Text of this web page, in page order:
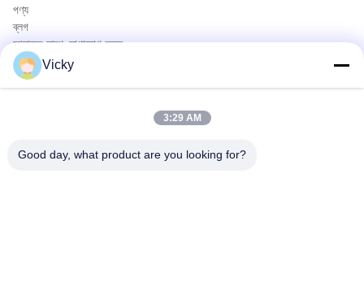
পণ্য
ব্লগ
আমাদের সাথে যোগাযোগ করুন
পণ্য
তেল ও গ্যাস ট্রাক
নির্মাণ ট্রাক
Vicky
3:29 AM
Good day, what product are you looking for?